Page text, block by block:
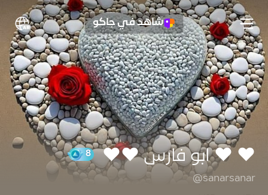
شاهد في جاكو
❤️ ❤️ ابو فارس ❤️❤️
@sanarsanar